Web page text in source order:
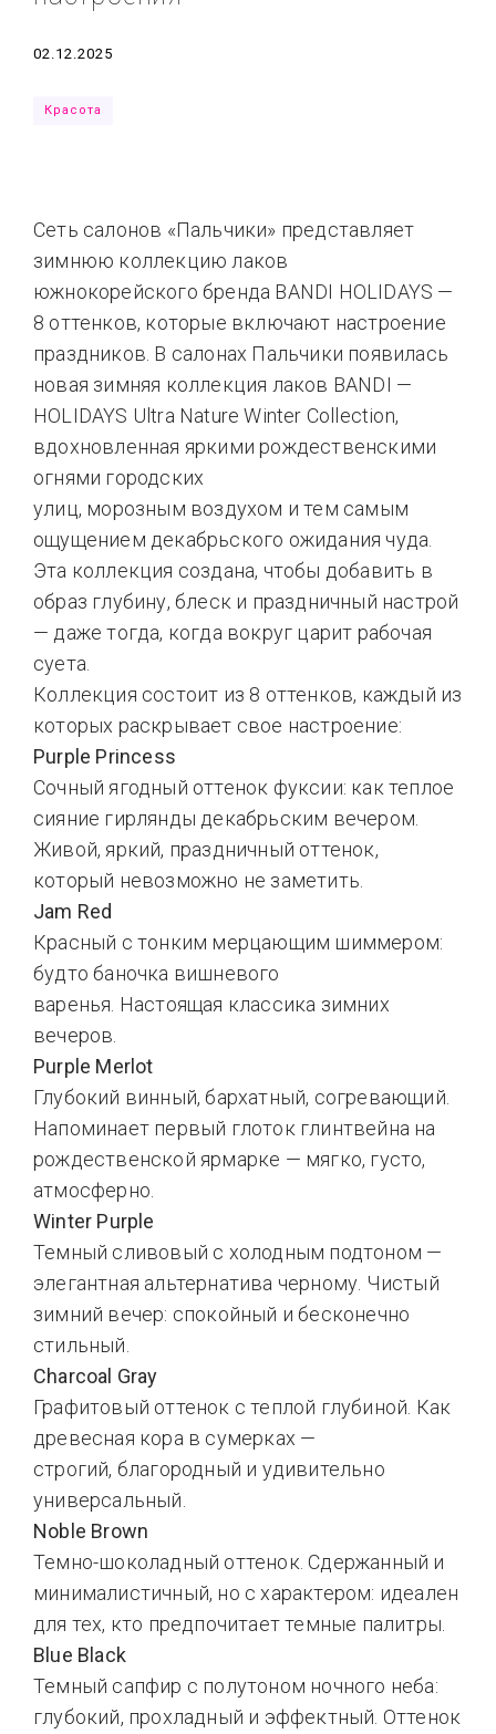
Дата
02.12.2025
Красота
Сеть салонов «Пальчики» представляет
зимнюю коллекцию лаков
южнокорейского бренда BANDI HOLIDAYS —
8 оттенков, которые включают настроение
праздников. В салонах Пальчики появилась
новая зимняя коллекция лаков BANDI —
HOLIDAYS Ultra Nature Winter Collection,
вдохновленная яркими рождественскими
огнями городских
улиц, морозным воздухом и тем самым
ощущением декабрьского ожидания чуда.
Эта коллекция создана, чтобы добавить в
образ глубину, блеск и праздничный настрой
— даже тогда, когда вокруг царит рабочая
суета.
Коллекция состоит из 8 оттенков, каждый из
которых раскрывает свое настроение:
Purple Princess
Сочный ягодный оттенок фуксии: как теплое
сияние гирлянды декабрьским вечером.
Живой, яркий, праздничный оттенок,
который невозможно не заметить.
Jam Red
Красный с тонким мерцающим шиммером:
будто баночка вишневого
варенья. Настоящая классика зимних
вечеров.
Purple Merlot
Глубокий винный, бархатный, согревающий.
Напоминает первый глоток глинтвейна на
рождественской ярмарке — мягко, густо,
атмосферно.
Winter Purple
Темный сливовый с холодным подтоном —
элегантная альтернатива черному. Чистый
зимний вечер: спокойный и бесконечно
стильный.
Charcoal Gray
Графитовый оттенок с теплой глубиной. Как
древесная кора в сумерках —
строгий, благородный и удивительно
универсальный.
Noble Brown
Темно-шоколадный оттенок. Сдержанный и
минималистичный, но с характером: идеален
для тех, кто предпочитает темные палитры.
Blue Black
Темный сапфир с полутоном ночного неба:
глубокий, прохладный и эффектный. Оттенок